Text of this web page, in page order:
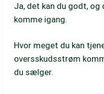
Ja, det kan du godt,
komme igang.
Hvor meget du kan
oversskudsstrøm
du sælger.